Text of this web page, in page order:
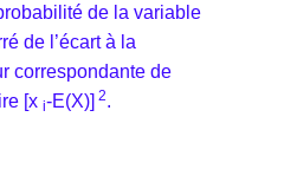
de la variable
de l’écart à la
correspondante de
[x i-E(X)] 2.